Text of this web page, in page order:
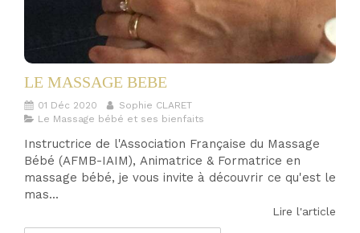
LE MASSAGE BEBE
01 Déc 2020
Sophie CLARET
Le Massage bébé et ses bienfaits
Instructrice de l'Association Française du Massage
Bébé (AFMB-IAIM), Animatrice & Formatrice en
massage bébé, je vous invite à découvrir ce qu'est le
mas...
Lire l'article